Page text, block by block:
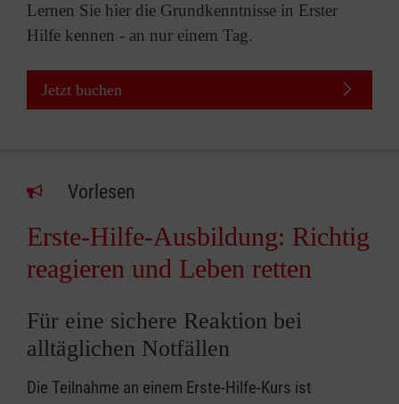
Lernen Sie hier die Grundkenntnisse in Erster
Hilfe kennen - an nur einem Tag.
Jetzt buchen
Vorlesen
Erste-Hilfe-Ausbildung: Richtig
reagieren und Leben retten
Für eine sichere Reaktion bei
alltäglichen Notfällen
Die Teilnahme an einem Erste-Hilfe-Kurs ist